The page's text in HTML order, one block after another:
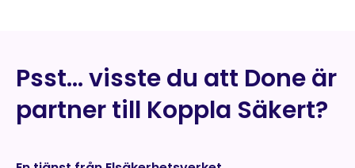
Psst… visste du att Done är
partner till Koppla Säkert?